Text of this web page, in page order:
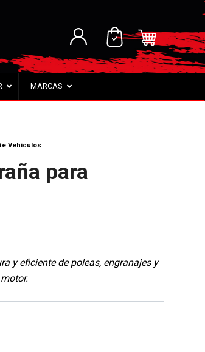
MARCAS
Vehículos
para
y eficiente de poleas, engranajes y